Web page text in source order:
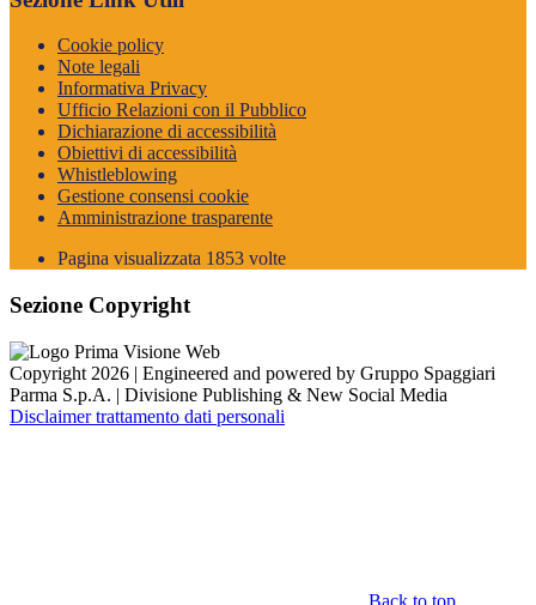
Cookie policy
Note legali
Informativa Privacy
Ufficio Relazioni con il Pubblico
Dichiarazione di accessibilità
Obiettivi di accessibilità
Whistleblowing
Gestione consensi cookie
Amministrazione trasparente
Pagina visualizzata 1853 volte
Sezione Copyright
Copyright 2026 | Engineered and powered by Gruppo Spaggiari
Parma S.p.A. | Divisione Publishing & New Social Media
Disclaimer trattamento dati personali
Back to top